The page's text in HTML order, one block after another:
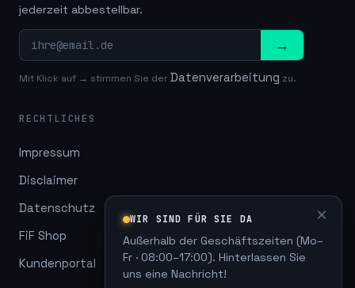
jederzeit abbestellbar.
→
Mit Klick auf → stimmen Sie der Datenverarbeitung zu.
RECHTLICHES
Impressum
Disclaimer
Datenschutz
FiF Shop
Kundenportal
WIR SIND FÜR SIE DA
Außerhalb der Geschäftszeiten (Mo–
Fr · 08:00–17:00). Hinterlassen Sie
uns eine Nachricht!
×